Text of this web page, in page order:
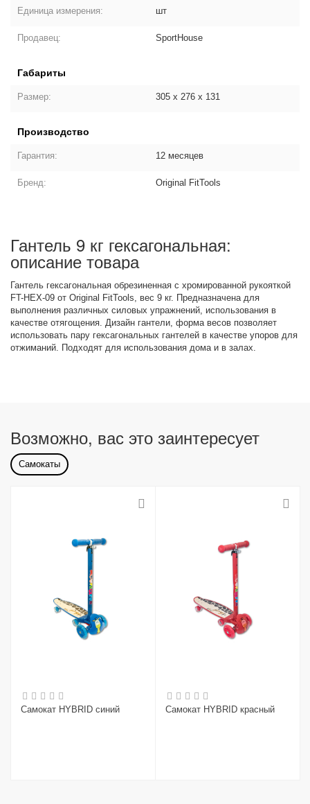
Единица измерения: шт
Продавец: SportHouse
Габариты
Размер: 305 х 276 х 131
Производство
Гарантия: 12 месяцев
Бренд: Original FitTools
Гантель 9 кг гексагональная:
описание товара
Гантель гексагональная обрезиненная с хромированной рукояткой
FT-HEX-09 от Original FitTools, вес 9 кг. Предназначена для
выполнения различных силовых упражнений, использования в
качестве отягощения. Дизайн гантели, форма весов позволяет
использовать пару гексагональных гантелей в качестве упоров для
отжиманий. Подходят для использования дома и в залах.
Возможно, вас это заинтересует
Самокаты
Самокат HYBRID синий Самокат HYBRID красный